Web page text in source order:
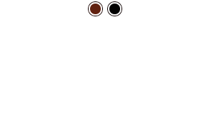
oferta